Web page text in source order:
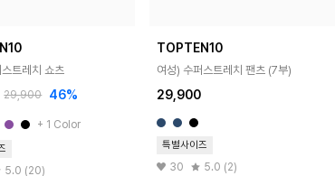
트레치 쇼츠
29,900 46%
+ 1 Color
5.0 (20)
TOPTEN10
여성) 수퍼스트레치 팬츠 (7부)
29,900
특별사이즈
30 5.0 (2)